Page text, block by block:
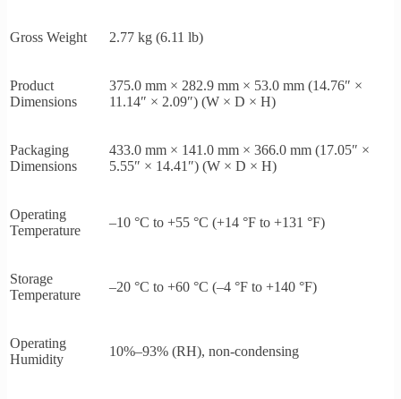
Gross Weight 2.77 kg (6.11 lb)
Product
Dimensions
375.0 mm × 282.9 mm × 53.0 mm (14.76″ ×
11.14″ × 2.09″) (W × D × H)
Packaging
Dimensions
433.0 mm × 141.0 mm × 366.0 mm (17.05″ ×
5.55″ × 14.41″) (W × D × H)
Operating
Temperature
–10 °C to +55 °C (+14 °F to +131 °F)
Storage
Temperature
–20 °C to +60 °C (–4 °F to +140 °F)
Operating
Humidity
10%–93% (RH), non-condensing